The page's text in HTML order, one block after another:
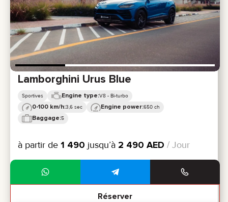
Lamborghini Urus Blue
Sportives Engine type:V8 - Bi-turbo
0-100 km/h:3,6 sec Engine power:650 ch
Baggage:5
à partir de 1 490 jusqu’à 2 490 AED / Jour
Réserver